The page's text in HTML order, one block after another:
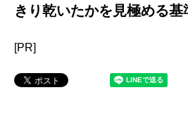
きり乾いたかを見極める基
[PR]